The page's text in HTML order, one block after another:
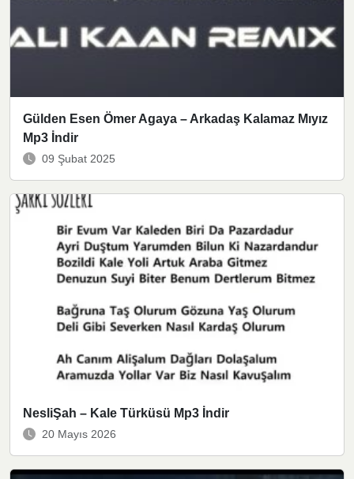
Gülden Esen Ömer Agaya – Arkadaş Kalamaz Mıyız
Mp3 İndir
09 Şubat 2025
NesliŞah – Kale Türküsü Mp3 İndir
20 Mayıs 2026